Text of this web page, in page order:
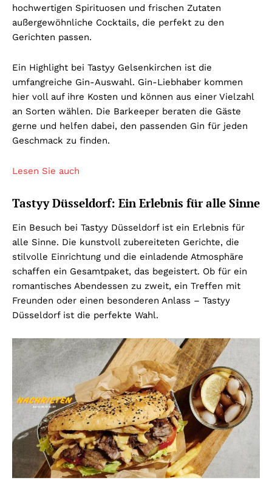
hochwertigen Spirituosen und frischen Zutaten
außergewöhnliche Cocktails, die perfekt zu den
Gerichten passen.
Ein Highlight bei Tastyy Gelsenkirchen ist die
umfangreiche Gin-Auswahl. Gin-Liebhaber kommen
hier voll auf ihre Kosten und können aus einer Vielzahl
an Sorten wählen. Die Barkeeper beraten die Gäste
gerne und helfen dabei, den passenden Gin für jeden
Geschmack zu finden.
Lesen Sie auch
Tastyy Düsseldorf: Ein Erlebnis für alle Sinne
Ein Besuch bei Tastyy Düsseldorf ist ein Erlebnis für
alle Sinne. Die kunstvoll zubereiteten Gerichte, die
stilvolle Einrichtung und die einladende Atmosphäre
schaffen ein Gesamtpaket, das begeistert. Ob für ein
romantisches Abendessen zu zweit, ein Treffen mit
Freunden oder einen besonderen Anlass – Tastyy
Düsseldorf ist die perfekte Wahl.